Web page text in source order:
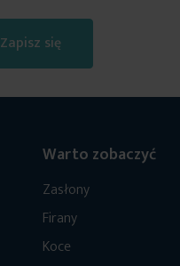
Zapisz się
Warto zobaczyć
Zasłony
Firany
Koce